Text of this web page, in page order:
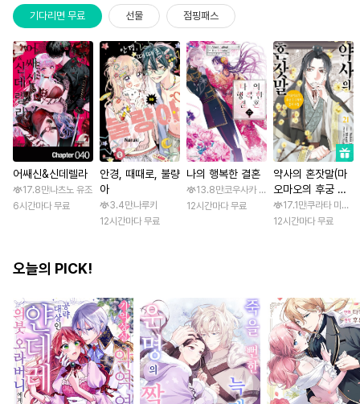
기다리면 무료 선물 점핑패스
어쌔신&신데렐라
17.8만나츠노 유조
6시간마다 무료
안경, 때때로, 불량
아
3.4만나루키
12시간마다 무료
나의 행복한 결혼
13.8만코우사카 리토 / 아기토기 아쿠미
12시간마다 무료
약사의 혼잣말(마
오마오의 후궁 수
수께끼 풀이수첩)
17.1만쿠라타 미노
12시간마다 무료
오늘의 PICK!